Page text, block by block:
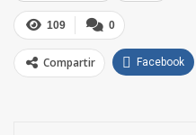
0
109
Compartir Facebook